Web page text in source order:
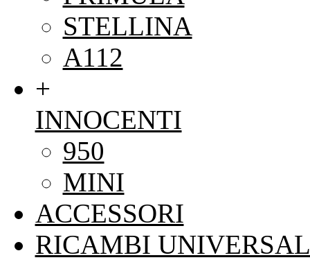
STELLINA
A112
+
INNOCENTI
950
MINI
ACCESSORI
RICAMBI